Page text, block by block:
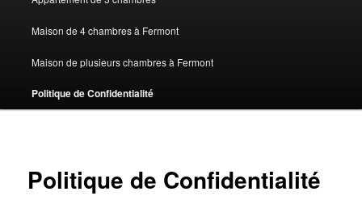
Maison de 4 chambres à Fermont
Maison de plusieurs chambres à Fermont
Politique de Confidentialité
Politique de Confidentialité